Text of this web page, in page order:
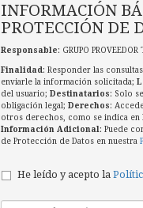
INFORMACIÓN
PROTECCIÓN DE
Responsable: GRUPO
Finalidad: Responder las
enviarle la información solicitada;
del usuario; Destinatarios: Solo
obligación legal; Derechos:
otros derechos, como se indica en
Información Adicional: Puede
de Protección de Datos en nuestra
He leído y acepto la